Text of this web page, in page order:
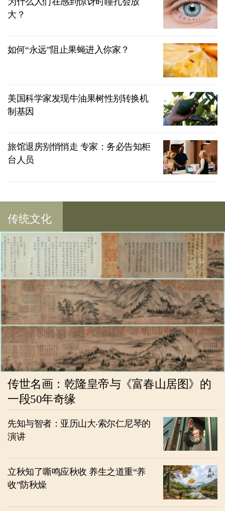
大？
如何“永远”阻止果蝇进入你家？
美国科学家发现牛油果树性别转换机
制基因
旅馆退房别悄悄走 专家：务必告知柜
台人员
传统文化
传世名画：乾隆皇帝与《富春山居图》的
一段50年奇缘
先知与智者：亚历山大‧索尔仁尼琴的
演讲
立秋知了嘶鸣应秋收 养生之道重“养
收”防秋燥